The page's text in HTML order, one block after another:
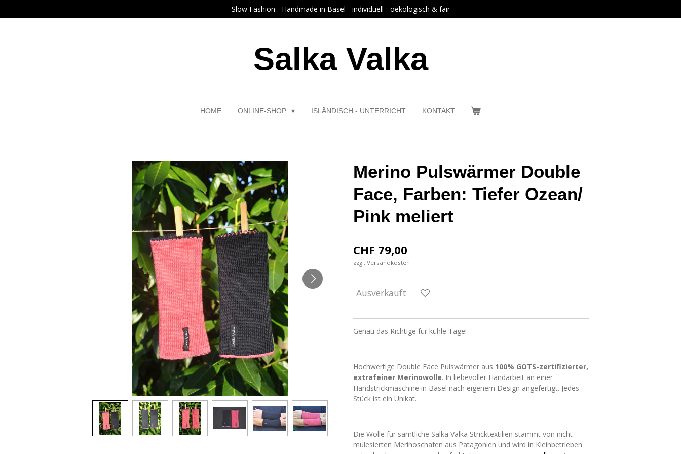
Hauptinhalt
Slow Fashion - Handmade in Basel - individuell - oekologisch & fair
Salka Valka
HOME ONLINE-SHOP ISLÄNDISCH - UNTERRICHT KONTAKT
Merino Pulswärmer Double
Face, Farben: Tiefer Ozean/
Pink meliert
CHF 79,00
zzgl. Versandkosten
Ausverkauft
Genau das Richtige für kühle Tage!
Hochwertige Double Face Pulswärmer aus 100% GOTS-zertifizierter,
extrafeiner Merinowolle. In liebevoller Handarbeit an einer
Handstrickmaschine in Basel nach eigenem Design angefertigt. Jedes
Stück ist ein Unikat.
Die Wolle für sämtliche Salka Valka Stricktextilien stammt von nicht-
mulesierten Merinoschafen aus Patagonien und wird in Kleinbetrieben